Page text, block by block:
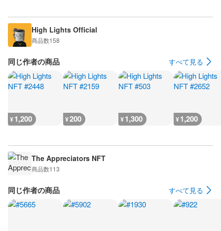
High Lights Official
商品数158
同じ作者の商品 すべて見る
¥1,200 ¥200 ¥1,300 ¥1,200
The Appreciators NFT
商品数113
同じ作者の商品 すべて見る